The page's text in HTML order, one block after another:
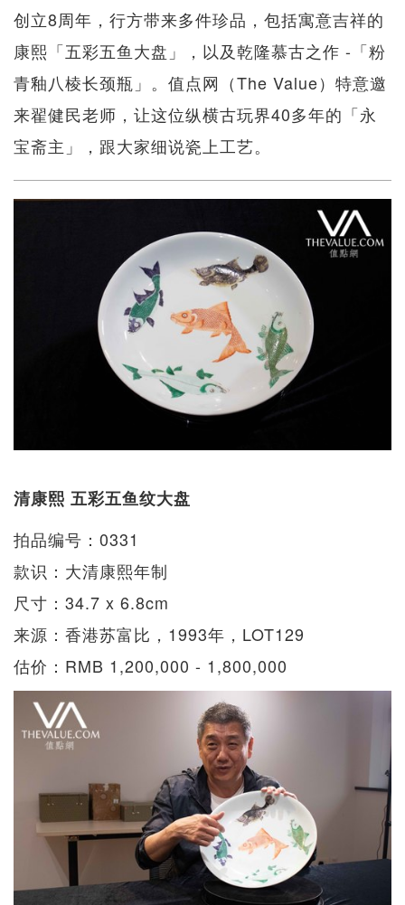
创立8周年，行方带来多件珍品，包括寓意吉祥的
康熙「五彩五鱼大盘」，以及乾隆慕古之作 -「粉
青釉八棱长颈瓶」。值点网（The Value）特意邀
来翟健民老师，让这位纵横古玩界40多年的「永
宝斋主」，跟大家细说瓷上工艺。
清康熙 五彩五鱼纹大盘
拍品编号：0331
款识：大清康熙年制
尺寸：34.7 x 6.8cm
来源：香港苏富比，1993年，LOT129
估价：RMB 1,200,000 - 1,800,000